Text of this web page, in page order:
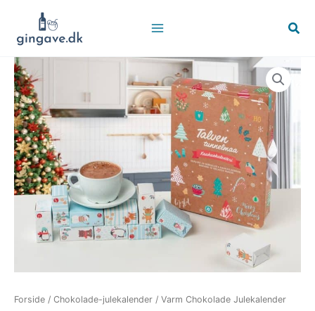
indholdet
Søg
Forside / Chokolade-julekalender / Varm Chokolade Julekalender